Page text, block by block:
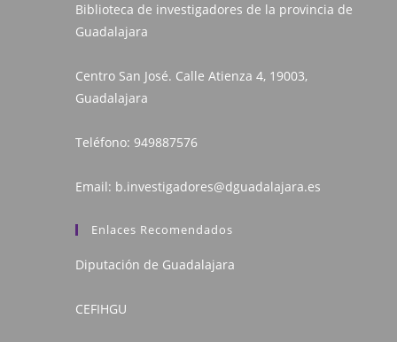
Biblioteca de investigadores de la provincia de
Guadalajara
Centro San José. Calle Atienza 4, 19003,
Guadalajara
Teléfono: 949887576
Email: b.investigadores@dguadalajara.es
Enlaces Recomendados
Diputación de Guadalajara
CEFIHGU